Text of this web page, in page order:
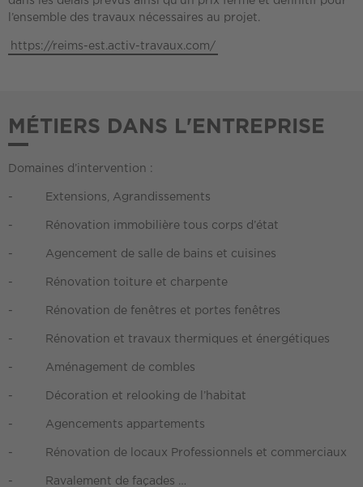
l’ensemble des travaux nécessaires au projet.
https://reims-est.activ-travaux.com/
MÉTIERS DANS L'ENTREPRISE
Domaines d’intervention :
- Extensions, Agrandissements
- Rénovation immobilière tous corps d’état
- Agencement de salle de bains et cuisines
- Rénovation toiture et charpente
- Rénovation de fenêtres et portes fenêtres
- Rénovation et travaux thermiques et énergétiques
- Aménagement de combles
- Décoration et relooking de l’habitat
- Agencements appartements
- Rénovation de locaux Professionnels et commerciaux
- Ravalement de façades …